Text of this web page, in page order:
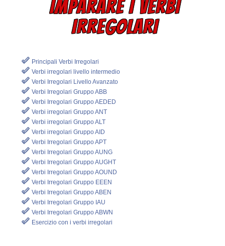
IMPARARE I VERBI
IRREGOLARI
Principali Verbi Irregolari
Verbi irregolari livello intermedio
Verbi Irregolari Livello Avanzato
Verbi Irregolari Gruppo ABB
Verbi Irregolari Gruppo AEDED
Verbi irregolari Gruppo ANT
Verbi irregolari Gruppo ALT
Verbi irregolari Gruppo AID
Verbi Irregolari Gruppo APT
Verbi Irregolari Gruppo AUNG
Verbi Irregolari Gruppo AUGHT
Verbi Irregolari Gruppo AOUND
Verbi Irregolari Gruppo EEEN
Verbi Irregolari Gruppo ABEN
Verbi Irregolari Gruppo IAU
Verbi Irregolari Gruppo ABWN
Esercizio con i verbi irregolari